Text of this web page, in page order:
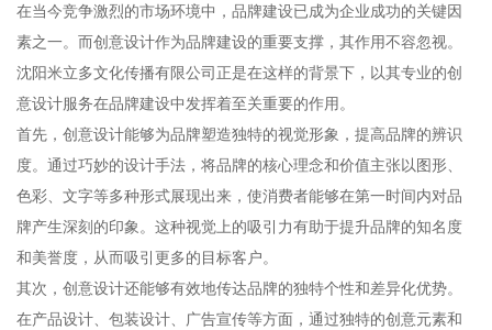
在当今竞争激烈的市场环境中，品牌建设已成为企业成功的关键因
素之一。而创意设计作为品牌建设的重要支撑，其作用不容忽视。
沈阳米立多文化传播有限公司正是在这样的背景下，以其专业的创
意设计服务在品牌建设中发挥着至关重要的作用。
首先，创意设计能够为品牌塑造独特的视觉形象，提高品牌的辨识
度。通过巧妙的设计手法，将品牌的核心理念和价值主张以图形、
色彩、文字等多种形式展现出来，使消费者能够在第一时间内对品
牌产生深刻的印象。这种视觉上的吸引力有助于提升品牌的知名度
和美誉度，从而吸引更多的目标客户。
其次，创意设计还能够有效地传达品牌的独特个性和差异化优势。
在产品设计、包装设计、广告宣传等方面，通过独特的创意元素和